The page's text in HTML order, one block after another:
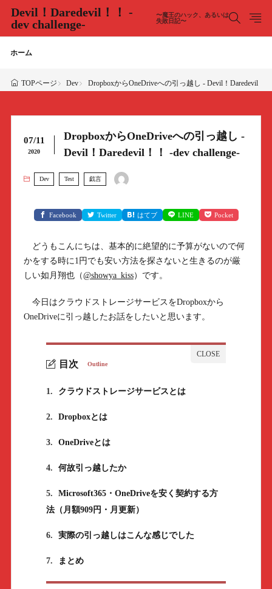
Devil！Daredevil！！ -
dev challenge-
〜魔王のハック、あるいは
失敗日記〜
ホーム
TOPページ Dev DropboxからOneDriveへの引っ越し - Devil！Daredevil！！
07/11
2020
DropboxからOneDriveへの引っ越し -
Devil！Daredevil！！ -dev challenge-
Dev Test 戯言
Facebook Twitter はてブ LINE Pocket
どうもこんにちは、基本的に絶望的に予算がないので何
かをする時に1円でも安い方法を探さないと生きるのが厳
しい如月翔也（@showya_kiss）です。
今日はクラウドストレージサービスをDropboxから
OneDriveに引っ越したお話をしたいと思います。
目次 Outline
1. クラウドストレージサービスとは
2. Dropboxとは
3. OneDriveとは
4. 何故引っ越したか
5.
Microsoft365・OneDriveを安く契約する方
法（月額909円・月更新）
6. 実際の引っ越しはこんな感じでした
7. まとめ